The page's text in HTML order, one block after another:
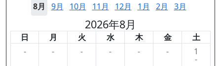
8月 9月 10月 11月 12月 1月 2月 3月
2026年8月
日 月 火 水 木 金
土
-
- - - - - 1
-